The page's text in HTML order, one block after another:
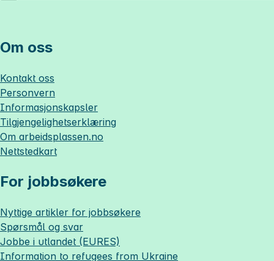
Om oss
Kontakt oss
Personvern
Informasjonskapsler
Tilgjengelighetserklæring
Om arbeidsplassen.no
Nettstedkart
For jobbsøkere
Nyttige artikler for jobbsøkere
Spørsmål og svar
Jobbe i utlandet (EURES)
Information to refugees from Ukraine